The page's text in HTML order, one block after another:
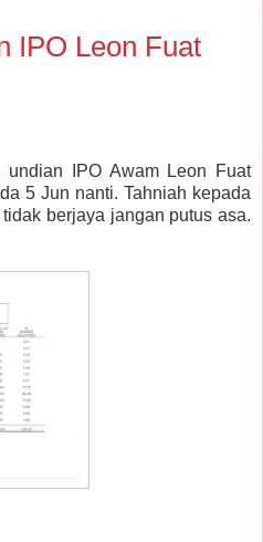
IPO Leon Fuat
IPO Awam Leon Fuat
5 Jun nanti. Tahniah kepada
berjaya jangan putus asa.